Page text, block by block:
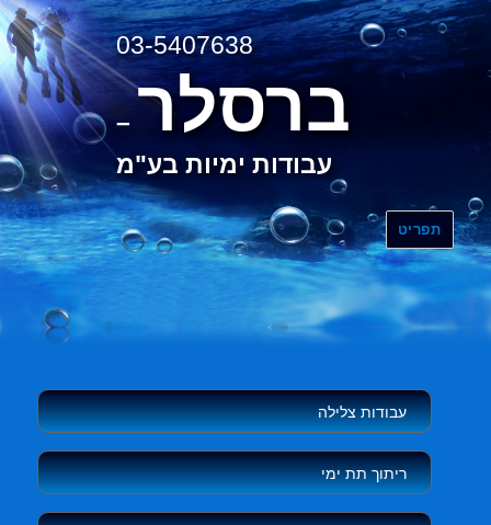
03-5407638
ברסלר –
עבודות ימיות בע"מ
תפריט
עבודות צלילה
ריתוך תת ימי